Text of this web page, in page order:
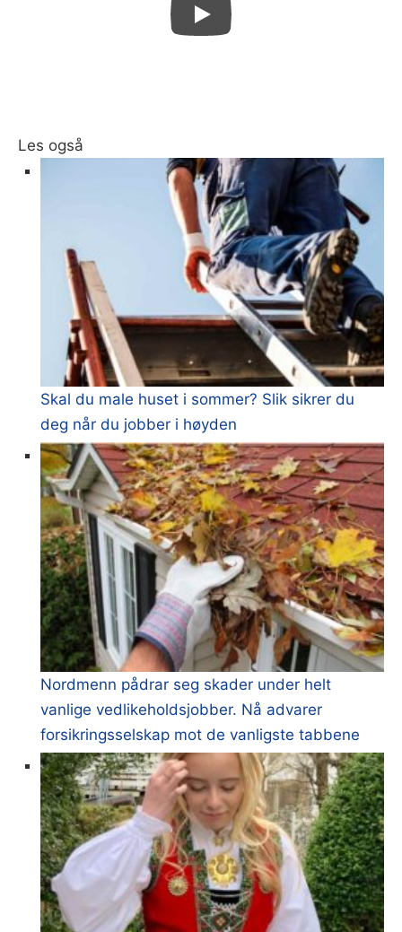
Les også
Skal du male huset i sommer? Slik sikrer du
deg når du jobber i høyden
Nordmenn pådrar seg skader under helt
vanlige vedlikeholdsjobber. Nå advarer
forsikringsselskap mot de vanligste tabbene